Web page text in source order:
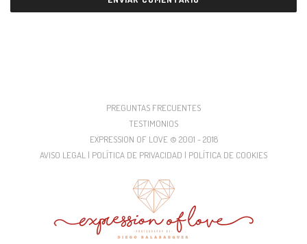
PREGUNTAS FRECUENTES
TESTIMONIOS
EXPRESSION OF LOVE © 2001 - 2018
AVISO LEGAL | POLÍTICA DE PRIVACIDAD | POLÍTICA DE COOKIES